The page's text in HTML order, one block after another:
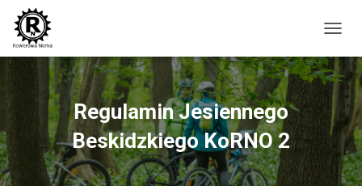
R
Z
E
Ą
C
Regulamin Jesiennego
Beskidzkiego KoRNO 2